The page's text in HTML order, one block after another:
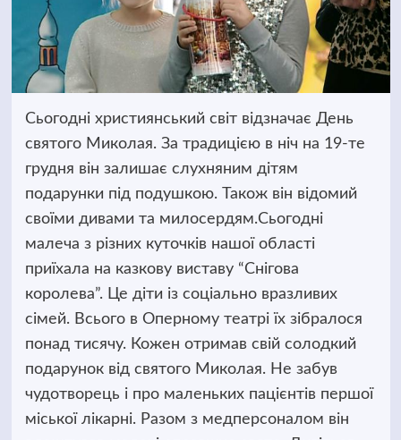
Сьогодні християнський світ відзначає День
святого Миколая. За традицією в ніч на 19-те
грудня він залишає слухняним дітям
подарунки під подушкою. Також він відомий
своїми дивами та милосердям.Сьогодні
малеча з різних куточків нашої області
приїхала на казкову виставу “Снігова
королева”. Це діти із соціально вразливих
сімей. Всього в Оперному театрі їх зібралося
понад тисячу. Кожен отримав свій солодкий
подарунок від святого Миколая. Не забув
чудотворець і про маленьких пацієнтів першої
міської лікарні. Разом з медперсоналом він